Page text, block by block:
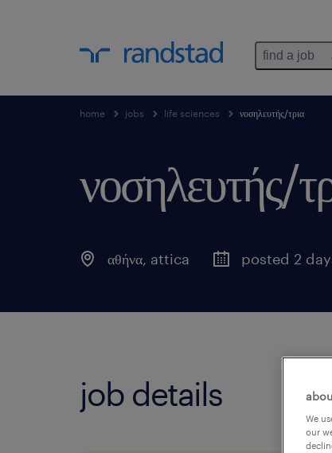
find a job
home jobs life sciences νοσηλευτής/τρια
νοσηλευτής/
αθήνα, attica posted 2
job details
We
our